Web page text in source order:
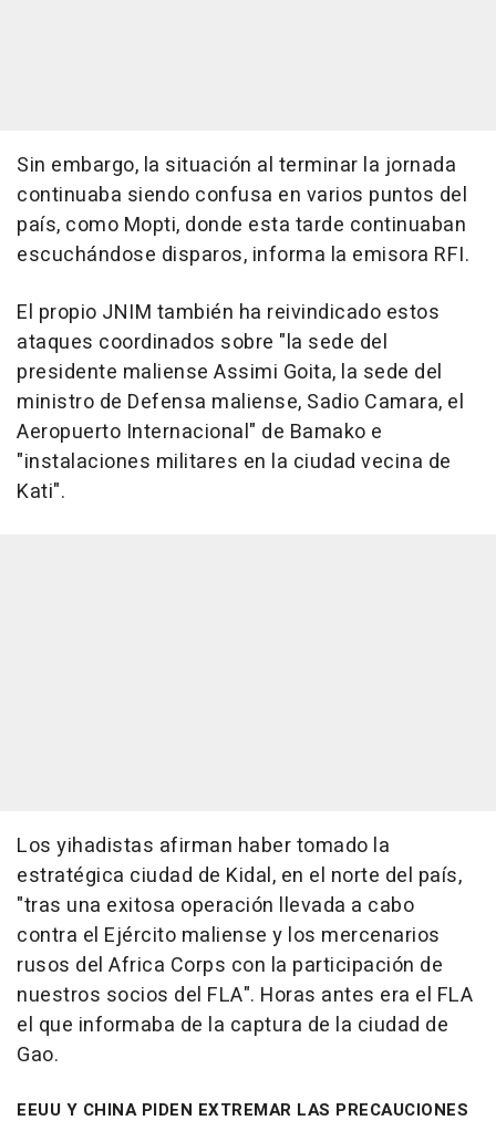
Sin embargo, la situación al terminar la jornada
continuaba siendo confusa en varios puntos del
país, como Mopti, donde esta tarde continuaban
escuchándose disparos, informa la emisora RFI.
El propio JNIM también ha reivindicado estos
ataques coordinados sobre "la sede del
presidente maliense Assimi Goita, la sede del
ministro de Defensa maliense, Sadio Camara, el
Aeropuerto Internacional" de Bamako e
"instalaciones militares en la ciudad vecina de
Kati".
Los yihadistas afirman haber tomado la
estratégica ciudad de Kidal, en el norte del país,
"tras una exitosa operación llevada a cabo
contra el Ejército maliense y los mercenarios
rusos del Africa Corps con la participación de
nuestros socios del FLA". Horas antes era el FLA
el que informaba de la captura de la ciudad de
Gao.
EEUU Y CHINA PIDEN EXTREMAR LAS PRECAUCIONES